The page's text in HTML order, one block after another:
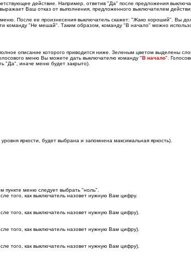
действие. Например, ответив "Да" после предложения
Ваш отказ от выполнения, предложенного выключателем
После ее произнесения выключатель скажет: "Жако хороший". Вы
"Не мешай". Таким образом, команду "В начало" можно
описание которого приводится ниже. Зеленым цветом выделены
меню Вы можете дать выключателю команду "В начало".
"Да", иначе меню будет закрыто).
яркости, будет выбрана и запомнена максимальная яркость).
пункте меню следует выбрать "ноль".
того, как выключатель назовет нужную Вам цифру.
того, как выключатель назовет нужную Вам цифру).
того, как выключатель назовет нужную Вам цифру).
того, как выключатель назовет нужную Вам цифру).